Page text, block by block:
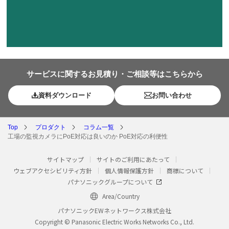
サービスに関するお見積り・ご相談等はこちらから
資料ダウンロード お問い合わせ
Top プロダクト
コラム一覧
工場の監視カメラにPoE対応は良いのか PoE対応の利便性
サイトマップ
サイトのご利用にあたって
ウェブアクセシビリティ方針
個人情報保護方針
商標について
パナソニックグループについて
Area/Country
パナソニックEWネットワークス株式会社
Copyright © Panasonic Electric Works Networks Co., Ltd.